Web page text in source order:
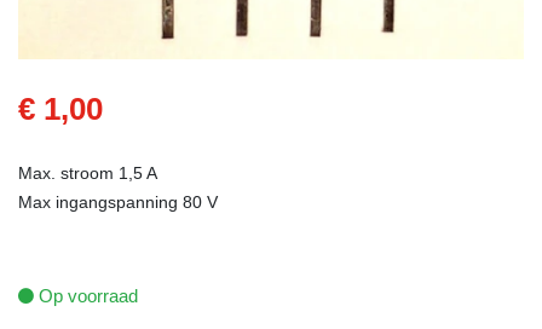
€ 1,00
Max. stroom 1,5 A
Max ingangspanning 80 V
Op voorraad